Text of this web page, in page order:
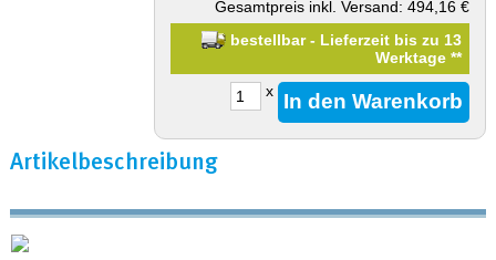
Gesamtpreis inkl. Versand: 494,16 €
bestellbar - Lieferzeit bis zu 13
Werktage**
x
Artikelbeschreibung